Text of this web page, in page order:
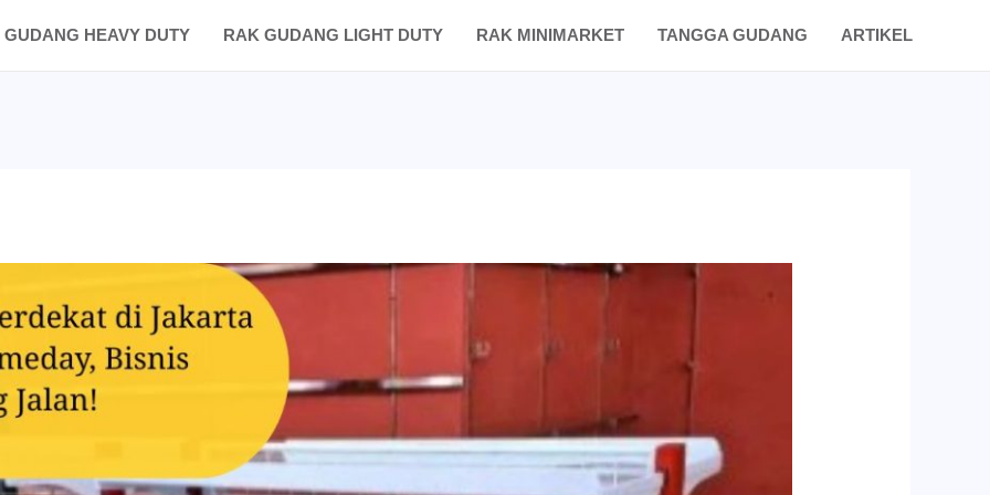
GUDANG HEAVY DUTY RAK GUDANG LIGHT DUTY RAK MINIMARKET TANGGA GUDANG ARTIKEL